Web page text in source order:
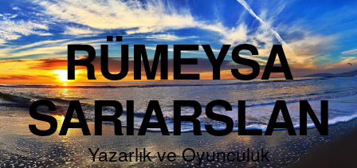
RÜMEYSA
SARIARSLAN
Yazarlık ve Oyunculuk